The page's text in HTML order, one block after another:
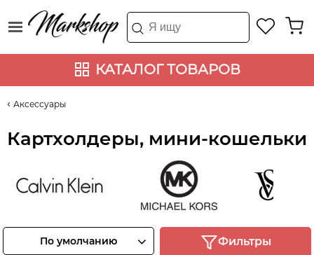
КАТАЛОГ ТОВАРОВ
Аксессуары
Картхолдеры, мини-кошельки
Смотреть
товары
По умолчанию Фильтры